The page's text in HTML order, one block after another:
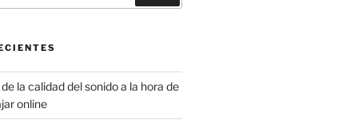
la calidad del sonido a la hora de
online